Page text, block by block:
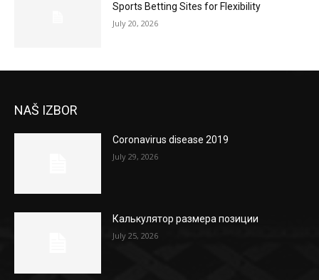
Sports Betting Sites for Flexibility
July 20, 2026
NAŠ IZBOR
Coronavirus disease 2019
July 29, 2026
Калькулятор размера позиции
July 25, 2026